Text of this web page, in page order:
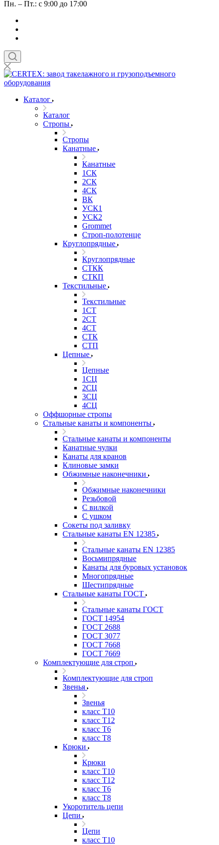
Пн. – Пт.: с 9:00 до 17:00
Каталог
Каталог
Стропы
Стропы
Канатные
Канатные
1СК
2СК
4СК
ВК
УСК1
УСК2
Grommet
Строп-полотенце
Круглопрядные
Круглопрядные
СТКК
СТКП
Текстильные
Текстильные
1СТ
2СТ
4СТ
СТК
СТП
Цепные
Цепные
1СЦ
2СЦ
3СЦ
4СЦ
Оффшорные стропы
Стальные канаты и компоненты
Стальные канаты и компоненты
Канатные чулки
Канаты для кранов
Клиновые замки
Обжимные наконечники
Обжимные наконечники
Резьбовой
С вилкой
С ушком
Сокеты под заливку
Стальные канаты EN 12385
Стальные канаты EN 12385
Восьмипрядные
Канаты для буровых установок
Многопрядные
Шестипрядные
Стальные канаты ГОСТ
Стальные канаты ГОСТ
ГОСТ 14954
ГОСТ 2688
ГОСТ 3077
ГОСТ 7668
ГОСТ 7669
Комплектующие для строп
Комплектующие для строп
Звенья
Звенья
класс Т10
класс Т12
класс Т6
класс Т8
Крюки
Крюки
класс Т10
класс Т12
класс Т6
класс Т8
Укоротитель цепи
Цепи
Цепи
класс Т10